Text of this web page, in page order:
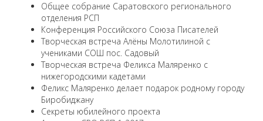
Общее собрание Саратовского регионального
отделения РСП
Конференция Российского Союза Писателей
Творческая встреча Алёны Молотилиной с
учениками СОШ пос. Садовый
Творческая встреча Феликса Маляренко с
нижегородскими кадетами
Феликс Маляренко делает подарок родному городу
Биробиджану
Секреты юбилейного проекта